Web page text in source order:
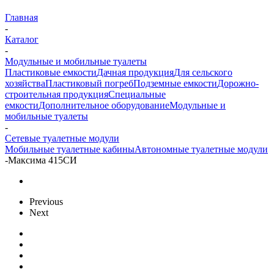
Главная
-
Каталог
-
Модульные и мобильные туалеты
Пластиковые емкостиДачная продукцияДля сельского
хозяйстваПластиковый погребПодземные емкостиДорожно-
строительная продукцияСпециальные
емкостиДополнительное оборудованиеМодульные и
мобильные туалеты
-
Сетевые туалетные модули
Мобильные туалетные кабиныАвтономные туалетные модули
-Максима 415СИ
Previous
Next